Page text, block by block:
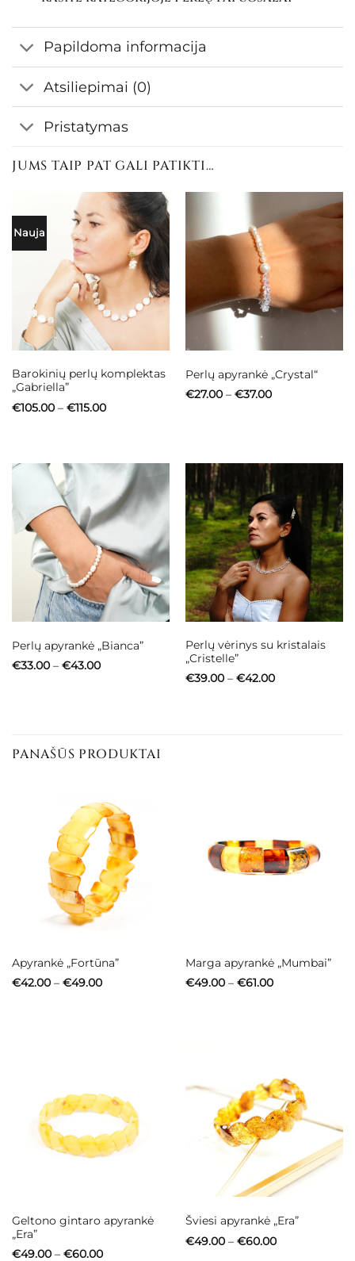
Papildoma informacija
Atsiliepimai (0)
Pristatymas
JUMS TAIP PAT GALI PATIKTI…
Nauja
Barokinių perlų komplektas
„Gabriella”
€105.00 – €115.00Price
Perlų apyrankė „Crystal“
€27.00 – €37.00Price
Perlų apyrankė „Bianca”
€33.00 – €43.00Price
Perlų vėrinys su kristalais
„Cristelle”
€39.00 – €42.00Price
PANAŠŪS PRODUKTAI
Apyrankė „Fortūna”
€42.00 – €49.00Price
Marga apyrankė „Mumbai”
€49.00 – €61.00Price
Geltono gintaro apyrankė
„Era”
€49.00 – €60.00Price
Šviesi apyrankė „Era”
€49.00 – €60.00Price